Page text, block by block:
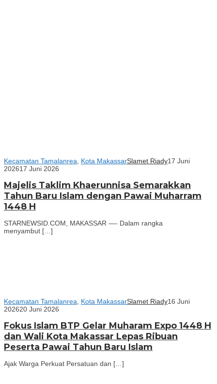
Kecamatan Tamalanrea Kota MakassarSlamet Riady17 Juni
202617 Juni 2026
Majelis Taklim Khaerunnisa Semarakkan
Tahun Baru Islam dengan Pawai Muharram
1448 H
STARNEWSID.COM, MAKASSAR —- Dalam rangka
menyambut […]
Kecamatan Tamalanrea Kota MakassarSlamet Riady16 Juni
202620 Juni 2026
Fokus Islam BTP Gelar Muharam Expo 1448 H
dan Wali Kota Makassar Lepas Ribuan
Peserta Pawai Tahun Baru Islam
Ajak Warga Perkuat Persatuan dan […]